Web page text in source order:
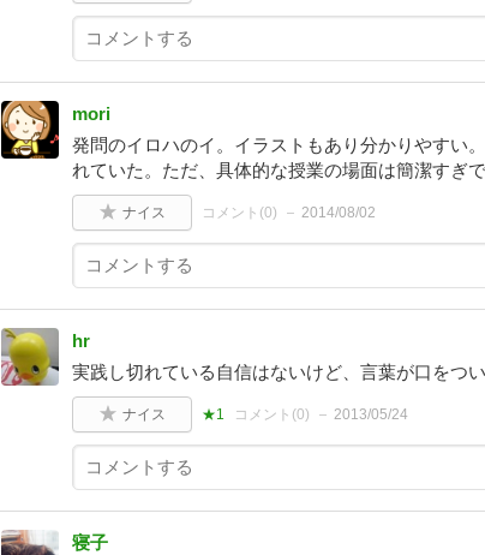
mori
発問のイロハのイ。イラストもあり分かりやすい
れていた。ただ、具体的な授業の場面は簡潔すぎ
ナイス コメント(0) 2014/08/02
hr
実践し切れている自信はないけど、言葉が口をつ
ナイス ★1 コメント(0) 2013/05/24
寝子